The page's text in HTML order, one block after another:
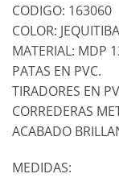
CODIGO: 163060
COLOR: JEQUITIBA
MATERIAL: MDP
PATAS EN PVC.
TIRADORES EN
CORREDERAS
ACABADO
MEDIDAS: